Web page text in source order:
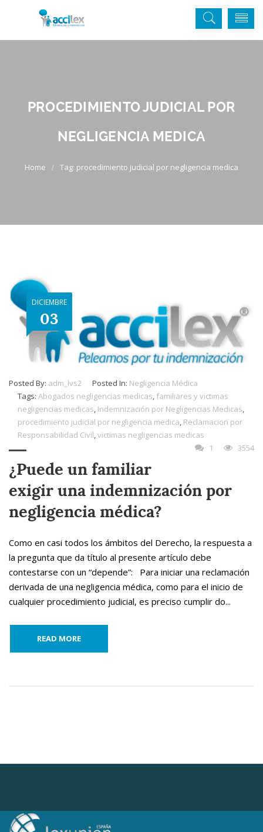
PROCEDIMIENTO JUDICIAL POR
NEGLIGENCIA MEDICA
Tag: procedimiento judicial por negligencia medica
DICIEMBRE
03
Posted By: adm_lvs2 Posted In: Negligencia Médica
Tags: Abogados negligencias medicas, familiares y victimas
negligencias medicas, Indemnización por Negligencias Medicas,
procedimiento judicial por negligencia medica, Reclamacion por
Responsabilidad Civil,victimas negligencias medicas
1
3554
¿Puede un familiar
exigir una indemnización por
negligencia médica?
Como en casi todos los ámbitos del Derecho, la respuesta a
la pregunta que da título al presente artículo debe
contestarse con un “depende”: Para iniciar una reclamación
derivada de una negligencia médica, como para el inicio de
cualquier procedimiento judicial, es preciso cumplir do...
READ MORE